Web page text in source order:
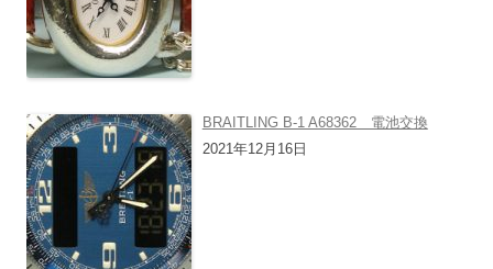
BRAITLING B-1 A68362 電池交換
2021年12月16日